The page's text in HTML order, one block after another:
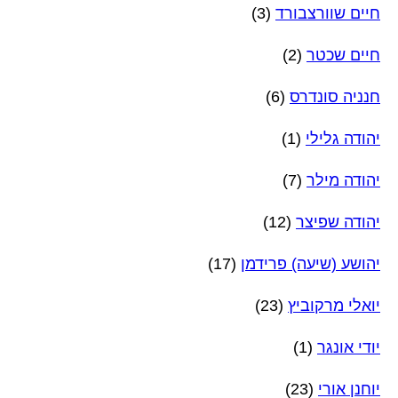
חיים שוורצבורד (3)
חיים שכטר (2)
חנניה סונדרס (6)
יהודה גלילי (1)
יהודה מילר (7)
יהודה שפיצר (12)
יהושע (שיעה) פרידמן (17)
יואלי מרקוביץ (23)
יודי אונגר (1)
יוחנן אורי (23)